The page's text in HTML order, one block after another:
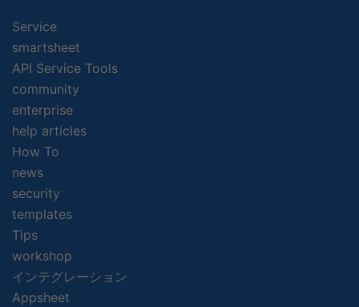
Service
smartsheet
API Service Tools
community
enterprise
help articles
How To
news
security
templates
Tips
workshop
インテグレーション
Appsheet